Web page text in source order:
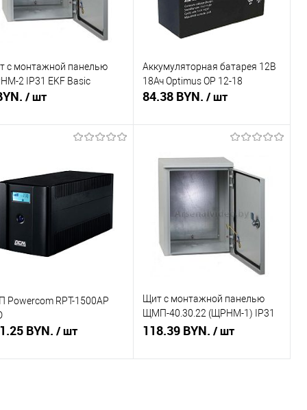
с монтажной панелью
2 IP31 EKF Basic
/ шт
в 1 клик
Сравнение
Недоступно
Аккумуляторная батарея 12В
18Ач Optimus OP 12-18
84.38 BYN. / шт
Купить в 1 клик
Сравнение
В избранное
Недоступно
Powercom RPT-1500AP
BYN. / шт
Щит с монтажной панелью
ЩМП-40.30.22 (ЩРНМ-1) IP31
EKF Basic
118.39 BYN. / шт